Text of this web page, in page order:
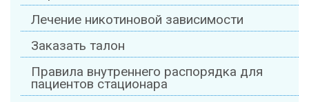
Лечение никотиновой зависимости
Заказать талон
Правила внутреннего распорядка для
пациентов стационара